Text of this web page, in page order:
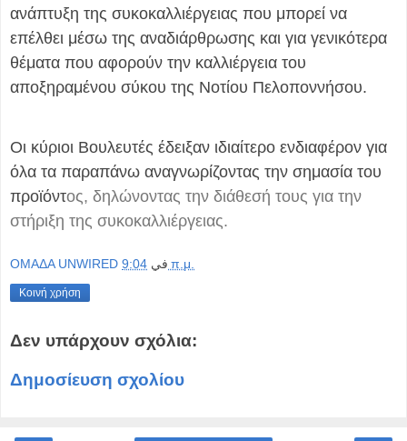
ανάπτυξη της συκοκαλλιέργειας που μπορεί να
επέλθει μέσω της αναδιάρθρωσης και για γενικότερα
θέματα που αφορούν την καλλιέργεια του
αποξηραμένου σύκου της Νοτίου Πελοποννήσου.
Οι κύριοι Βουλευτές έδειξαν ιδιαίτερο ενδιαφέρον για
όλα τα παραπάνω αναγνωρίζοντας την σημασία του
προϊόντος, δηλώνοντας την διάθεσή τους για την
στήριξη της συκοκαλλιέργειας.
OMAΔΑ UNWIRED في 9:04 π.μ.
Κοινή χρήση
Δεν υπάρχουν σχόλια:
Δημοσίευση σχολίου